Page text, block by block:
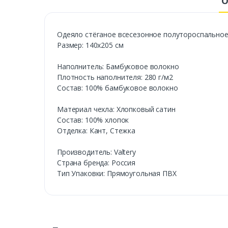
Одеяло стёганое всесезонное полутороспальное
Размер: 140х205 см
Наполнитель: Бамбуковое волокно
Плотность наполнителя: 280 г/м2
Состав: 100% бамбуковое волокно
Материал чехла: Хлопковый сатин
Состав: 100% хлопок
Отделка: Кант, Стежка
Производитель: Valtery
Страна бренда: Россия
Тип Упаковки: Прямоугольная ПВХ